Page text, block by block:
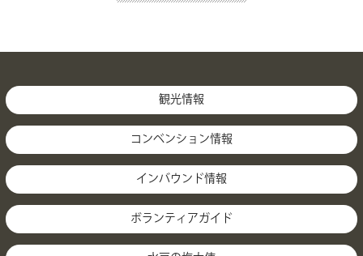
観光情報
コンベンション情報
インバウンド情報
ボランティアガイド